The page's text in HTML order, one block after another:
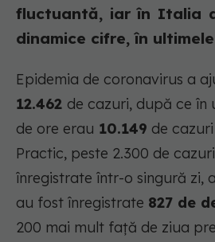
fluctuantă, iar în Italia
dinamice cifre, în
Epidemia de coronavirus a
12.462 de cazuri, după ce în
de ore erau 10.149 de
Practic, peste 2.300 de
înregistrate într-o singură zi,
au fost înregistrate 827 de
200 mai mult față de ziua